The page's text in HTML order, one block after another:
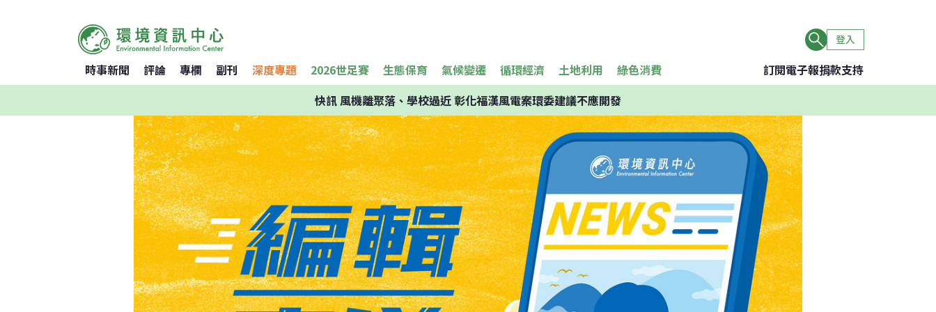
登入
時事新聞 評論 專欄 副刊 深度專題 2026世足賽 生態保育 氣候變遷 循環經濟 土地利用 綠色消費 訂閱電子報捐款支持
快訊風機離聚落、學校過近 彰化福漢風電案環委建議不應開發